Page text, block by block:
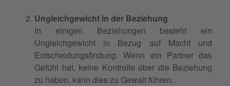
Ungleichgewicht in der Beziehung
In einigen Beziehungen besteht ein
Ungleichgewicht in Bezug auf Macht und
Entscheidungsfindung. Wenn ein Partner das
Gefühl hat, keine Kontrolle über die Beziehung
zu haben, kann dies zu Gewalt führen.